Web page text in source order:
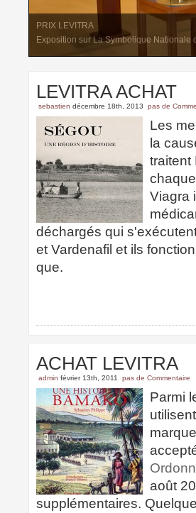
PRIX LEVITRA
Exposition sur La Symbolique Nationale
LEVITRA ACHAT
sebastien décembre 18th, 2013 pas de
Les
la
traitent
Viagra
déchargés qui
et Vardenafil et ils
que.
ACHAT LEVITRA
admin février 13th, 2011 pas de Commentaire
Parmi
août
supplémentaires.